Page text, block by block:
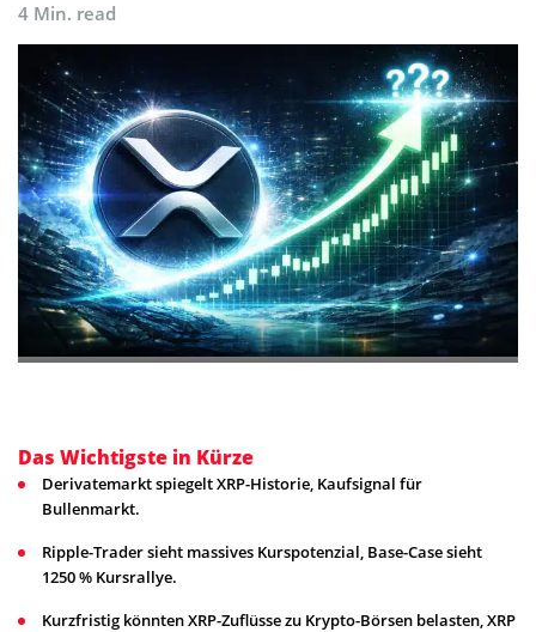
4 Min. read
Das Wichtigste in Kürze
Derivatemarkt spiegelt XRP-Historie, Kaufsignal für
Bullenmarkt.
Ripple-Trader sieht massives Kurspotenzial, Base-Case sieht
1250 % Kursrallye.
Kurzfristig könnten XRP-Zuflüsse zu Krypto-Börsen belasten, XRP